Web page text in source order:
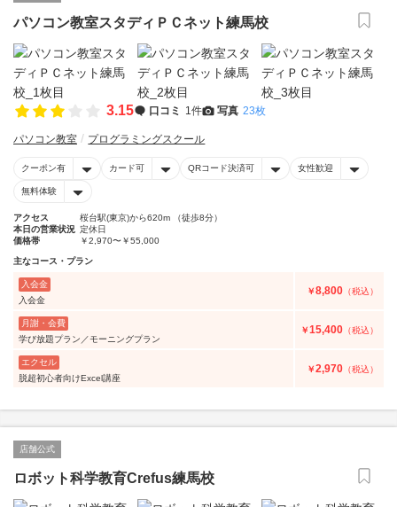
パソコン教室スタディＰＣネット練馬校
3.15 口コミ 1件 写真 23枚
パソコン教室 プログラミングスクール
クーポン有 カード可 QRコード決済可 女性歓迎
無料体験
アクセス
桜台駅(東京)から620m （徒歩8分）
本日の営業状況 定休日
価格帯
￥2,970〜￥55,000
主なコース・プラン
入会金
入会金
￥8,800 （税込）
月謝・会費
学び放題プラン／モーニングプラン
￥15,400 （税込）
エクセル
脱超初心者向けExcel講座
￥2,970 （税込）
店舗公式
ロボット科学教育Crefus練馬校